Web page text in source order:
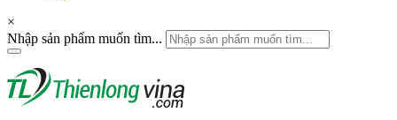
×
Nhập sản phẩm muốn tìm...